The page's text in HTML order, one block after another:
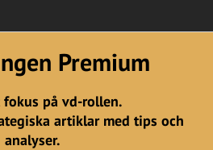
Premium
på vd-rollen.
artiklar med tips och
analyser.